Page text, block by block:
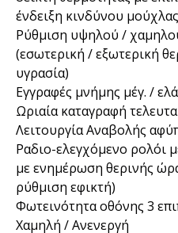
ένδειξη κινδύνου μούχλας
Ρύθμιση υψηλού /
(εσωτερική / εξωτερική
υγρασία)
Εγγραφές μνήμης μέγ. /
Ωριαία καταγραφή
Λειτουργία Αναβολής
Ραδιο-ελεγχόμενο ρολόι
με ενημέρωση θερινής
ρύθμιση εφικτή)
Φωτεινότητα οθόνης 3
Χαμηλή / Ανενεργή